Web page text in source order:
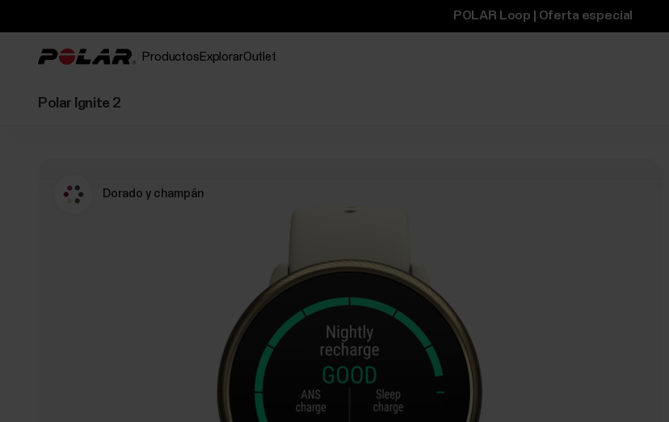
POLAR Loop | Oferta especial
Productos ExplorarOutlet
Polar Ignite 2
Dorado y champán